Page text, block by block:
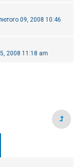
09, 2008 10:46
2008 11:18 am